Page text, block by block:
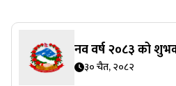
नव वर्ष २०८३ को
३० चैत, २०८२